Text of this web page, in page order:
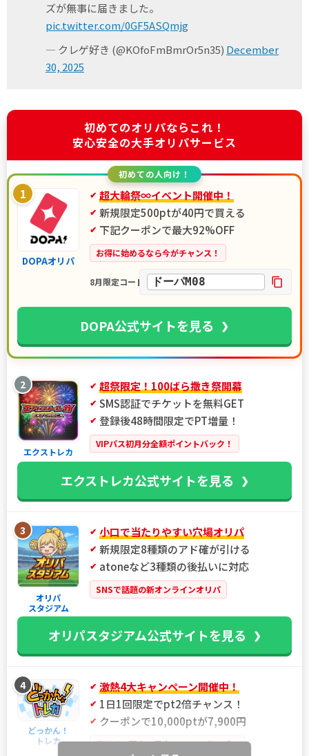
ズが無事に届きました。
pic.twitter.com/0GF5ASQmjg
— クレゲ好き (@KOfoFmBmrOr5n35) December
30, 2025
初めてのオリパならこれ！
安心安全の大手オリパサービス
初めての人向け！
1
DOPAオリパ
超大輪祭∞イベント開催中！
新規限定500ptが40円で買える
下記クーポンで最大92%OFF
お得に始めるなら今がチャンス！
8月限定コード ドーパM08
DOPA公式サイトを見る
2
エクストレカ
超祭限定！100ばら撒き祭開幕
SMS認証でチケットを無料GET
登録後48時間限定でPT増量！
VIPパス初月分全額ポイントバック！
エクストレカ公式サイトを見る
3
オリパ
スタジアム
小口で当たりやすい穴場オリパ
新規限定8種類のアド確が引ける
atoneなど3種類の後払いに対応
SNSで話題の新オンラインオリパ
オリパスタジアム公式サイトを見る
4
どっかん！
トレカ
激熱4大キャンペーン開催中！
1日1回限定でpt2倍チャンス！
クーポンで10,000ptが7,900円
当サイト限定！最大21%OFFクーポン